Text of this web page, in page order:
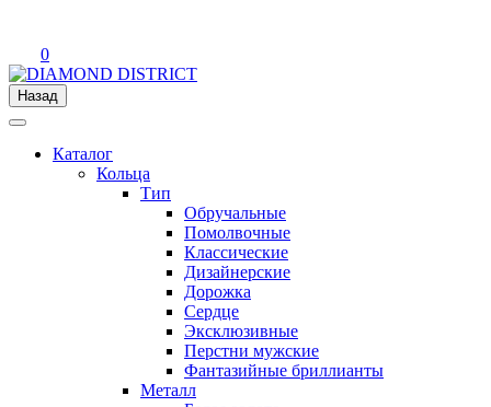
0
Назад
Каталог
Кольца
Тип
Обручальные
Помолвочные
Классические
Дизайнерские
Дорожка
Сердце
Эксклюзивные
Перстни мужские
Фантазийные бриллианты
Металл